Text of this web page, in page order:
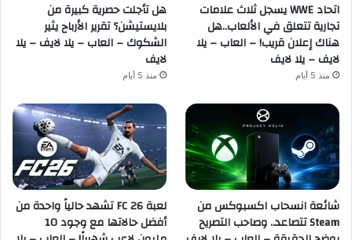
اتحاد WWE يسجل ثلاث علامات
تجارية تتعلق في الألعاب..هل
هناك إعلان قريب! – العاب – يلا
لايف – يلا لايف
منذ 5 أيام
هل تأجلت حصرية كبيرة من
بلايستيشن؟ تقرير الأرباح يثير
الشكوك – العاب – يلا لايف – يلا
لايف
منذ 5 أيام
شائعة انسحاب اكسبوكس من
Steam تتصاعد.. وصاحب التصريح
لعبة FC 26 تشهد حالياً واحدة من
أفضل حالاتها مع وجود 10